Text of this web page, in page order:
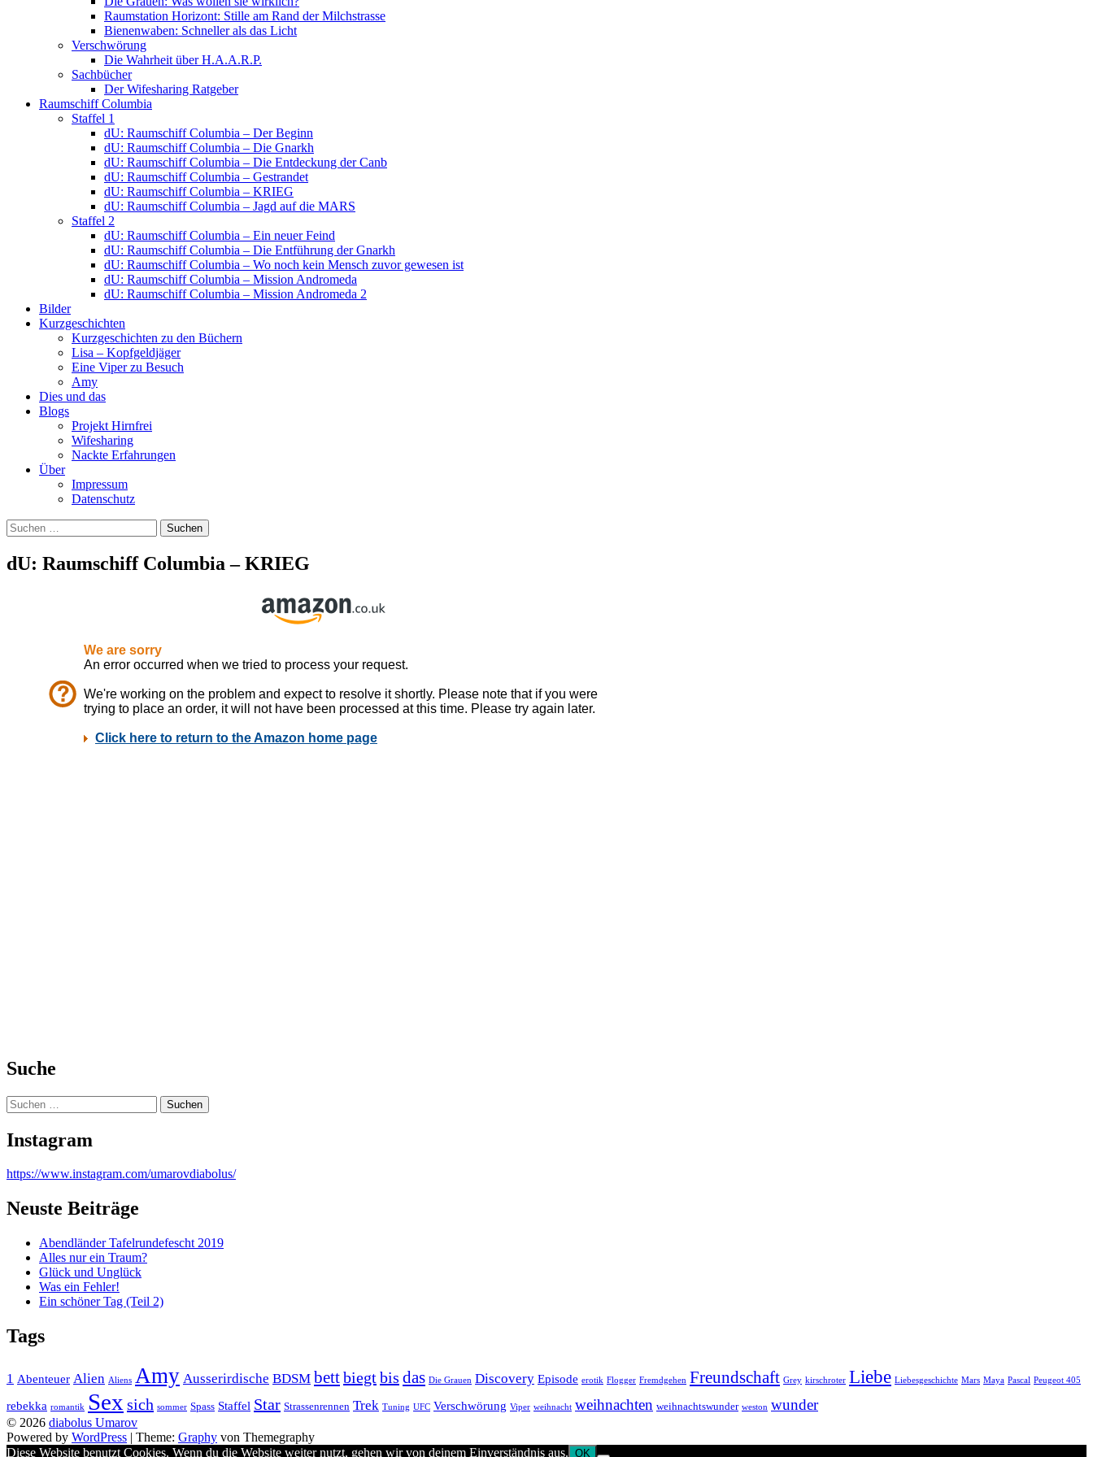
Raumstation Horizont: Stille am Rand der Milchstrasse
Bienenwaben: Schneller als das Licht
Verschwörung
Die Wahrheit über H.A.A.R.P.
Sachbücher
Der Wifesharing Ratgeber
Raumschiff Columbia
Staffel 1
dU: Raumschiff Columbia – Der Beginn
dU: Raumschiff Columbia – Die Gnarkh
dU: Raumschiff Columbia – Die Entdeckung der Canb
dU: Raumschiff Columbia – Gestrandet
dU: Raumschiff Columbia – KRIEG
dU: Raumschiff Columbia – Jagd auf die MARS
Staffel 2
dU: Raumschiff Columbia – Ein neuer Feind
dU: Raumschiff Columbia – Die Entführung der Gnarkh
dU: Raumschiff Columbia – Wo noch kein Mensch zuvor gewesen ist
dU: Raumschiff Columbia – Mission Andromeda
dU: Raumschiff Columbia – Mission Andromeda 2
Bilder
Kurzgeschichten
Kurzgeschichten zu den Büchern
Lisa – Kopfgeldjäger
Eine Viper zu Besuch
Amy
Dies und das
Blogs
Projekt Hirnfrei
Wifesharing
Nackte Erfahrungen
Über
Impressum
Datenschutz
Suchen
nach:
dU: Raumschiff Columbia – KRIEG
Suche
Suchen
nach:
Instagram
https://www.instagram.com/umarovdiabolus/
Neuste Beiträge
Abendländer Tafelrundefescht 2019
Alles nur ein Traum?
Glück und Unglück
Was ein Fehler!
Ein schöner Tag (Teil 2)
Tags
1 Abenteuer Alien Aliens Amy Ausserirdische BDSM bettbiegtbis das Die Grauen Discovery Episode erotik Flogger Fremdgehen Freundschaft Grey kirschroter Liebe Liebesgeschichte Mars Maya Pascal Peugeot 405
rebekka romantik Sex sich sommer Spass Staffel Star Strassenrennen Trek Tuning UFC Verschwörung Viper weihnacht weihnachten weihnachtswunder weston wunder
© 2026 diabolus Umarov
Powered by WordPress | Theme: Graphy von Themegraphy
Diese Website benutzt Cookies. Wenn du die Website weiter nutzt, gehen wir von deinem Einverständnis aus. OK